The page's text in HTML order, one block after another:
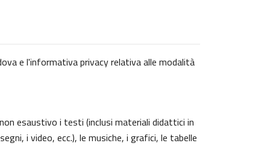
e l'informativa privacy relativa alle modalità
esaustivo i testi (inclusi materiali didattici in
i video, ecc.), le musiche, i grafici, le tabelle